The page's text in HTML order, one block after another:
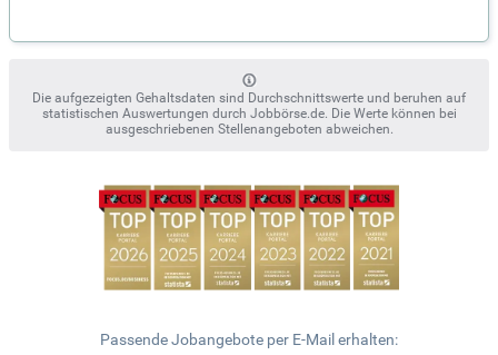
Die aufgezeigten Gehaltsdaten sind Durchschnittswerte und beruhen auf
statistischen Auswertungen durch Jobbörse.de. Die Werte können bei
ausgeschriebenen Stellenangeboten abweichen.
Passende Jobangebote per E-Mail erhalten: